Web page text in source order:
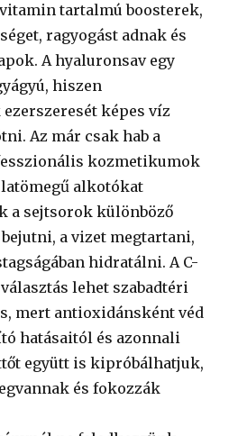
tartalmú boosterek,
ragyogást adnak és
A hyaluronsav egy
hiszen
képes víz
Az már csak hab a
kozmetikumok
alkotókat
a sejtsorok különböző
a vizet megtartani,
hidratálni. A C-
lehet szabadtéri
mert antioxidánsként véd
hatásaitól és azonnali
együtt is kipróbálhatjuk,
és fokozzák